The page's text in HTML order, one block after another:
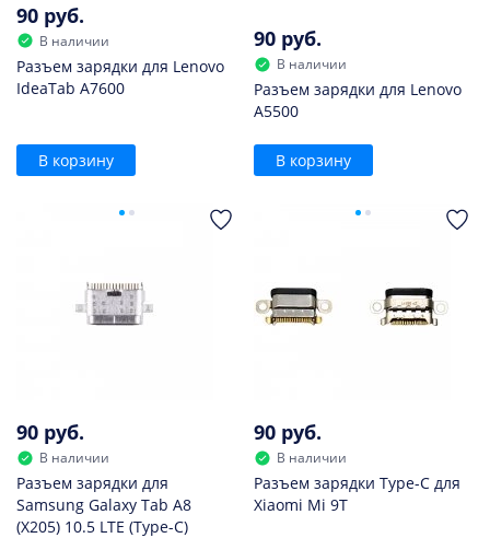
90 руб.
В наличии
Разъем зарядки для Lenovo
IdeaTab A7600
В корзину
90 руб.
В наличии
Разъем зарядки для Lenovo
A5500
В корзину
90 руб.
В наличии
Разъем зарядки для
Samsung Galaxy Tab A8
(X205) 10.5 LTE (Type-C)
90 руб.
В наличии
Разъем зарядки Type-C для
Xiaomi Mi 9T